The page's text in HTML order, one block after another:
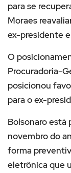
para se
Moraes
ex-presidente
O
Procuradoria-
posicionou
para o ex-
Bolsonaro está
novembro do
forma
eletrônica que